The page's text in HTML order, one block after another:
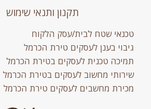
תקנון ותנאי שימוש
טכנאי שטח לבית/עסק הלקוח
גיבוי בענן לעסקים טירת הכרמל
תמיכה טכנית לעסקים בטירת הכרמל
שירותי מחשוב לעסקים בטירת הכרמל
מכירת מחשבים לעסקים טירת הכרמל